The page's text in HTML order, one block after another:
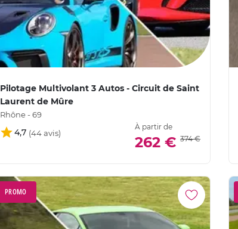
Pilotage Multivolant 3 Autos - Circuit de Saint
Laurent de Mûre
Rhône - 69
4,7
À partir de
262 € 374 €
PROMO